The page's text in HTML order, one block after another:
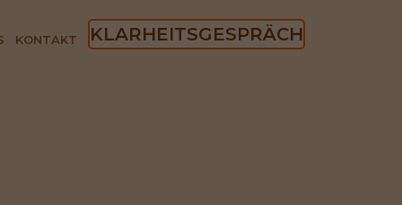
KONTAKT KLARHEITSGESPRÄCH